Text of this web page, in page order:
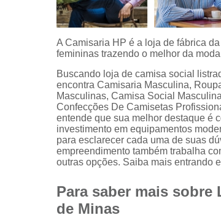
A Camisaria HP é a loja de fábrica
femininas trazendo o melhor da
Buscando loja de camisa social
encontra Camisaria Masculina,
Masculinas, Camisa Social
Confecções De Camisetas
entende que sua melhor destaque é
investimento em equipamentos
para esclarecer cada uma de suas
empreendimento também trabalha
outras opções. Saiba mais entrando
Para saber mais sobre
de Minas